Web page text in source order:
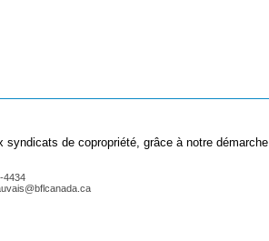
de copropriété, grâce à notre démarche
4434